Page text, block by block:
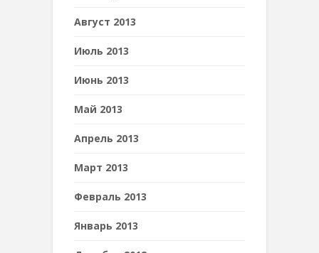
Август 2013
Июль 2013
Июнь 2013
Май 2013
Апрель 2013
Март 2013
Февраль 2013
Январь 2013